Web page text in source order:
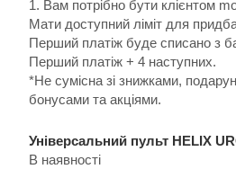
1. Вам потрібно бути клієнтом
Мати доступний ліміт для
Перший платіж буде списано з
Перший платіж + 4 наступних.
*Не сумісна зі знижками,
бонусами та акціями.
Універсальний пульт HELIX
В наявності